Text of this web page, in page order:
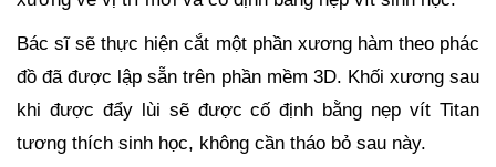
Bác sĩ sẽ thực hiện cắt một phần xương hàm theo phác
đồ đã được lập sẵn trên phần mềm 3D. Khối xương sau
khi được đẩy lùi sẽ được cố định bằng nẹp vít Titan
tương thích sinh học, không cần tháo bỏ sau này.